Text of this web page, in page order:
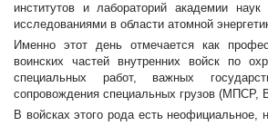
институтов и лабораторий академии
исследованиями в области атомной
Именно этот день отмечается как
воинских частей внутренних войск по
специальных работ, важных
сопровождения специальных грузов (МПСР,
В войсках этого рода есть неофициальное,